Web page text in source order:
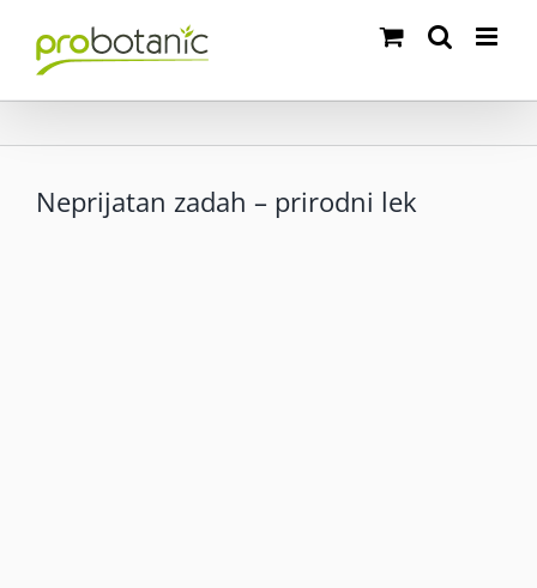
content
Neprijatan zadah – prirodni lek